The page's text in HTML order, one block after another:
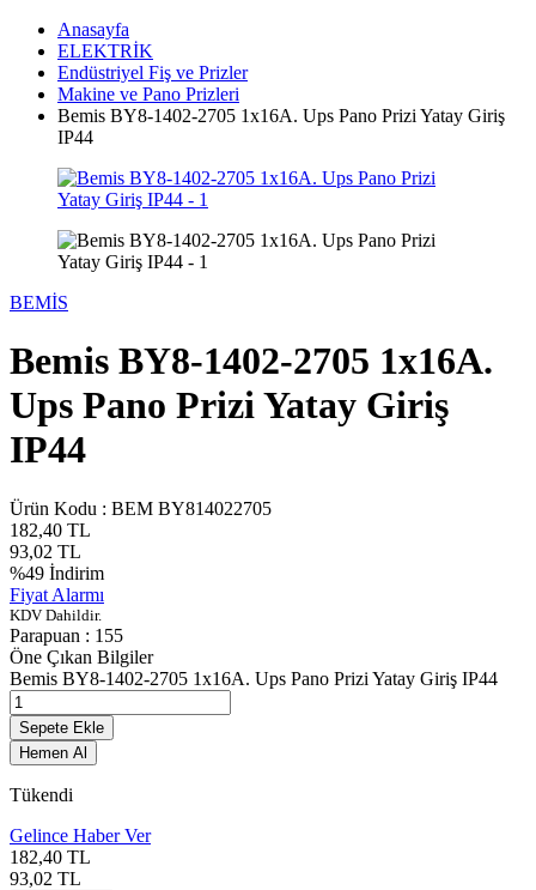
Anasayfa
ELEKTRİK
Endüstriyel Fiş ve Prizler
Makine ve Pano Prizleri
Bemis BY8-1402-2705 1x16A. Ups Pano Prizi Yatay Giriş
IP44
BEMİS
Bemis BY8-1402-2705 1x16A.
Ups Pano Prizi Yatay Giriş
IP44
Ürün Kodu : BEM BY814022705
182,40 TL
93,02 TL
%49 İndirim
Fiyat Alarmı
KDV Dahildir.
Parapuan : 155
Öne Çıkan Bilgiler
Bemis BY8-1402-2705 1x16A. Ups Pano Prizi Yatay Giriş IP44
Sepete Ekle
Hemen Al
Tükendi
Gelince Haber Ver
182,40 TL
93,02 TL